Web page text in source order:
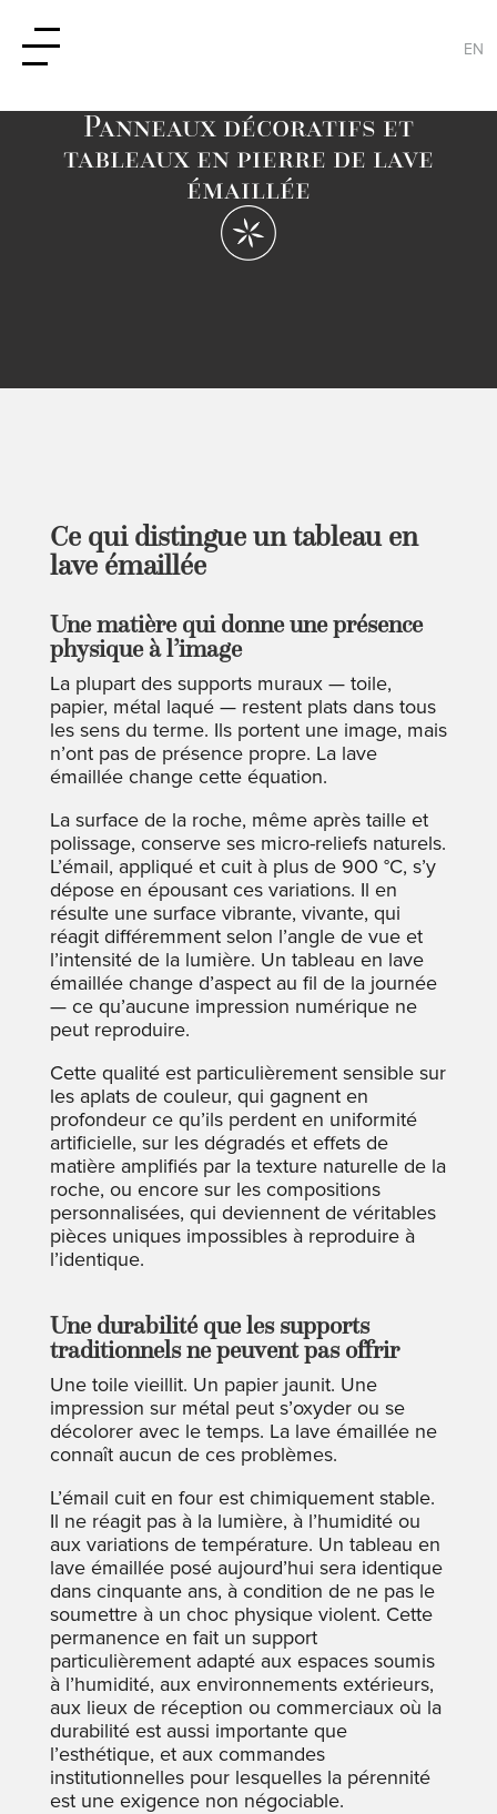
EN
Panneaux décoratifs et
tableaux en pierre de lave
émaillée
Ce qui distingue un tableau en
lave émaillée
Une matière qui donne une présence
physique à l’image
La plupart des supports muraux — toile,
papier, métal laqué — restent plats dans tous
les sens du terme. Ils portent une image, mais
n’ont pas de présence propre. La lave
émaillée change cette équation.
La surface de la roche, même après taille et
polissage, conserve ses micro-reliefs naturels.
L’émail, appliqué et cuit à plus de 900 °C, s’y
dépose en épousant ces variations. Il en
résulte une surface vibrante, vivante, qui
réagit différemment selon l’angle de vue et
l’intensité de la lumière. Un tableau en lave
émaillée change d’aspect au fil de la journée
— ce qu’aucune impression numérique ne
peut reproduire.
Cette qualité est particulièrement sensible sur
les aplats de couleur, qui gagnent en
profondeur ce qu’ils perdent en uniformité
artificielle, sur les dégradés et effets de
matière amplifiés par la texture naturelle de la
roche, ou encore sur les compositions
personnalisées, qui deviennent de véritables
pièces uniques impossibles à reproduire à
l’identique.
Une durabilité que les supports
traditionnels ne peuvent pas offrir
Une toile vieillit. Un papier jaunit. Une
impression sur métal peut s’oxyder ou se
décolorer avec le temps. La lave émaillée ne
connaît aucun de ces problèmes.
L’émail cuit en four est chimiquement stable.
Il ne réagit pas à la lumière, à l’humidité ou
aux variations de température. Un tableau en
lave émaillée posé aujourd’hui sera identique
dans cinquante ans, à condition de ne pas le
soumettre à un choc physique violent. Cette
permanence en fait un support
particulièrement adapté aux espaces soumis
à l’humidité, aux environnements extérieurs,
aux lieux de réception ou commerciaux où la
durabilité est aussi importante que
l’esthétique, et aux commandes
institutionnelles pour lesquelles la pérennité
est une exigence non négociable.